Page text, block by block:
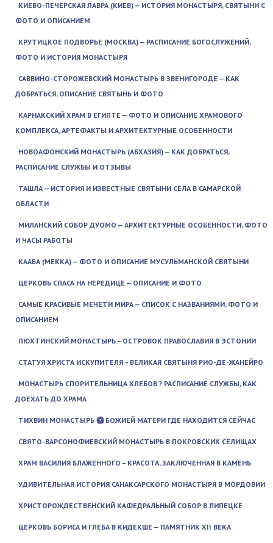
КИЕВО-ПЕЧЕРСКАЯ ЛАВРА (КИЕВ) — ИСТОРИЯ МОНАСТЫРЯ, СВЯТЫНИ С
ФОТО И ОПИСАНИЕМ
КРУТИЦКОЕ ПОДВОРЬЕ (МОСКВА) — РАСПИСАНИЕ БОГОСЛУЖЕНИЙ,
ФОТО И ИСТОРИЯ МОНАСТЫРЯ
САВВИНО-СТОРОЖЕВСКИЙ МОНАСТЫРЬ В ЗВЕНИГОРОДЕ — КАК
ДОБРАТЬСЯ, ОПИСАНИЕ СВЯТЫНЬ И ФОТО
КАРНАКСКИЙ ХРАМ В ЕГИПТЕ — ФОТО И ОПИСАНИЕ ХРАМОВОГО
КОМПЛЕКСА, АРТЕФАКТЫ И АРХИТЕКТУРНЫЕ ОСОБЕННОСТИ
НОВОАФОНСКИЙ МОНАСТЫРЬ (АБХАЗИЯ) — КАК ДОБРАТЬСЯ,
РАСПИСАНИЕ СЛУЖБЫ И ОТЗЫВЫ
ТАШЛА — ИСТОРИЯ И ИЗВЕСТНЫЕ СВЯТЫНИ СЕЛА В САМАРСКОЙ
ОБЛАСТИ
МИЛАНСКИЙ СОБОР ДУОМО — АРХИТЕКТУРНЫЕ ОСОБЕННОСТИ, ФОТО
И ЧАСЫ РАБОТЫ
КААБА (МЕККА) — ФОТО И ОПИСАНИЕ МУСУЛЬМАНСКОЙ СВЯТЫНИ
ЦЕРКОВЬ СПАСА НА НЕРЕДИЦЕ — ОПИСАНИЕ И ФОТО
САМЫЕ КРАСИВЫЕ МЕЧЕТИ МИРА — СПИСОК С НАЗВАНИЯМИ, ФОТО И
ОПИСАНИЕМ
ПЮХТИНСКИЙ МОНАСТЫРЬ – ОСТРОВОК ПРАВОСЛАВИЯ В ЭСТОНИИ
СТАТУЯ ХРИСТА ИСКУПИТЕЛЯ – ВЕЛИКАЯ СВЯТЫНЯ РИО-ДЕ-ЖАНЕЙРО
МОНАСТЫРЬ СПОРИТЕЛЬНИЦА ХЛЕБОВ ? РАСПИСАНИЕ СЛУЖБЫ, КАК
ДОЕХАТЬ ДО ХРАМА
ТИХВИН МОНАСТЫРЬ 🥝 БОЖИЕЙ МАТЕРИ ГДЕ НАХОДИТСЯ СЕЙЧАС
СВЯТО-ВАРСОНОФИЕВСКИЙ МОНАСТЫРЬ В ПОКРОВСКИХ СЕЛИЩАХ
ХРАМ ВАСИЛИЯ БЛАЖЕННОГО – КРАСОТА, ЗАКЛЮЧЕННАЯ В КАМЕНЬ
УДИВИТЕЛЬНАЯ ИСТОРИЯ САНАКСАРСКОГО МОНАСТЫРЯ В МОРДОВИИ
ХРИСТОРОЖДЕСТВЕНСКИЙ КАФЕДРАЛЬНЫЙ СОБОР В ЛИПЕЦКЕ
ЦЕРКОВЬ БОРИСА И ГЛЕБА В КИДЕКШЕ — ПАМЯТНИК XII ВЕКА